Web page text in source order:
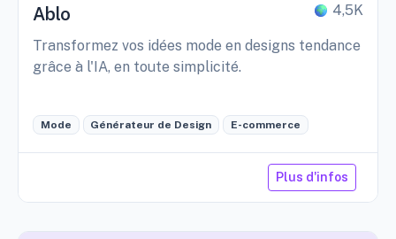
Ablo 4,5K
Transformez vos idées mode en designs tendance
grâce à l'IA, en toute simplicité.
Mode Générateur de Design E-commerce
Plus d'infos